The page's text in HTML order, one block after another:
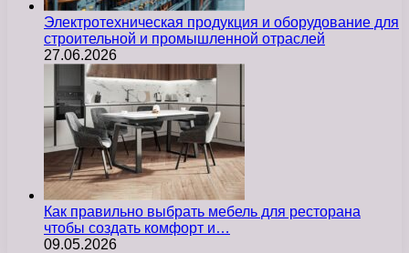
Электротехническая продукция и оборудование для
строительной и промышленной отраслей
27.06.2026
Как правильно выбрать мебель для ресторана
чтобы создать комфорт и…
09.05.2026